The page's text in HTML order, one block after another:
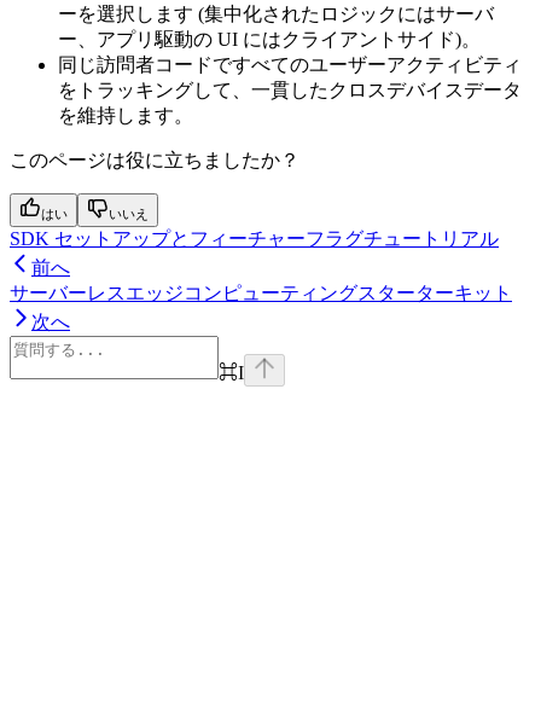
ーを選択します (集中化されたロジックにはサーバ
ー、アプリ駆動の UI にはクライアントサイド)。
同じ訪問者コードですべてのユーザーアクティビティ
をトラッキングして、一貫したクロスデバイスデータ
を維持します。
このページは役に立ちましたか？
はい いいえ
SDK セットアップとフィーチャーフラグチュートリアル
前へ
サーバーレスエッジコンピューティングスターターキット
次へ
⌘I